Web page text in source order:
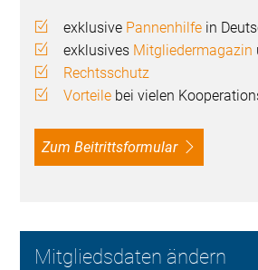
exklusive Pannenhilfe in
exklusives Mitgliedermagazin
Rechtsschutz
Vorteile bei vielen
Zum Beitrittsformular
Mitgliedsdaten ändern